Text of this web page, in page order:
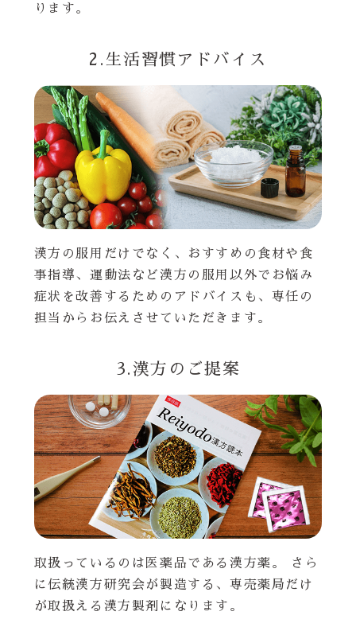
ります。
2.生活習慣アドバイス
漢方の服用だけでなく、おすすめの食材や食
事指導、運動法など漢方の服用以外でお悩み
症状を改善するためのアドバイスも、専任の
担当からお伝えさせていただきます。
3.漢方のご提案
取扱っているのは医薬品である漢方薬。 さら
に伝統漢方研究会が製造する、専売薬局だけ
が取扱える漢方製剤になります。